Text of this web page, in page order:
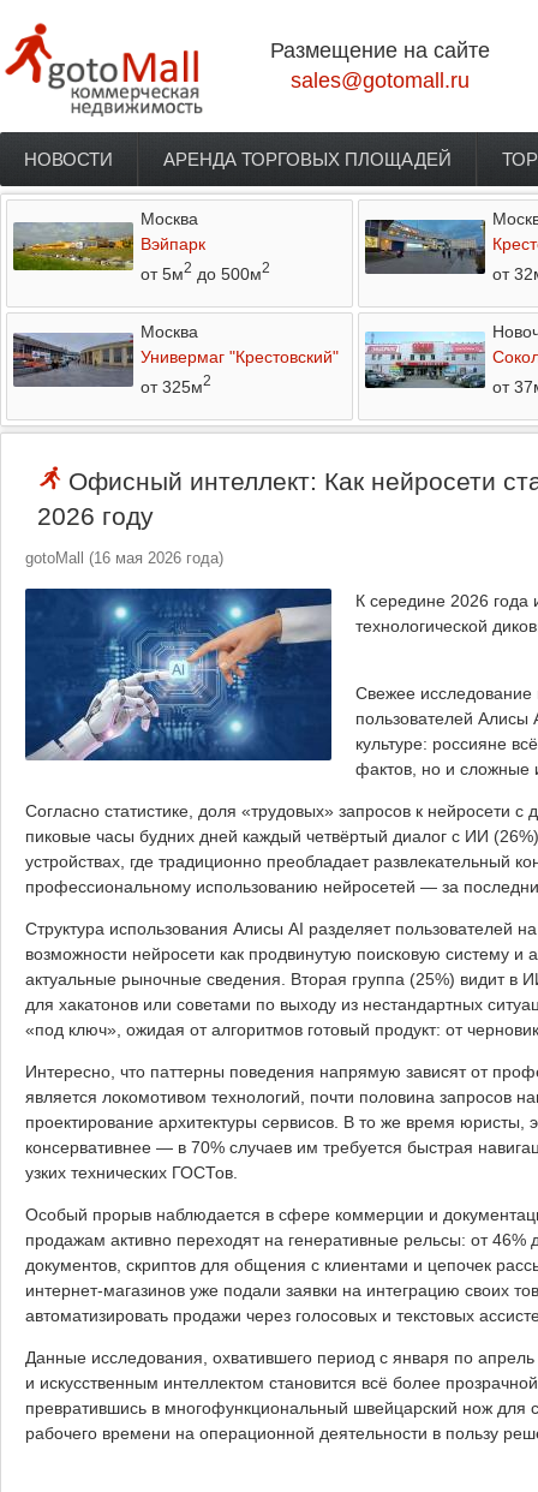
Размещение на сайте
sales@gotomall.ru
Главное меню
НОВОСТИ АРЕНДА ТОРГОВЫХ ПЛОЩАДЕЙ
Москва
Вэйпарк
от 5м2 до 500м2
от
Москва
Универмаг "Крестовский"
от 325м2
от
Офисный интеллект: Как нейросети
2026 году
gotoMall (16 мая 2026 года)
К середине 2026 года
технологической
Свежее исследование
пользователей
культуре: россияне
фактов, но и сложные
Согласно статистике, доля «трудовых» запросов к нейросети
пиковые часы будних дней каждый четвёртый диалог с ИИ
устройствах, где традиционно преобладает развлекательный
профессиональному использованию нейросетей — за
Структура использования Алисы AI разделяет пользователей
возможности нейросети как продвинутую поисковую систему
актуальные рыночные сведения. Вторая группа (25%) видит в
для хакатонов или советами по выходу из нестандартных
«под ключ», ожидая от алгоритмов готовый продукт: от
Интересно, что паттерны поведения напрямую зависят от
является локомотивом технологий, почти половина запросов
проектирование архитектуры сервисов. В то же время
консервативнее — в 70% случаев им требуется быстрая
узких технических ГОСТов.
Особый прорыв наблюдается в сфере коммерции и
продажам активно переходят на генеративные рельсы: от
документов, скриптов для общения с клиентами и цепочек
интернет-магазинов уже подали заявки на интеграцию своих
автоматизировать продажи через голосовых и текстовых
Данные исследования, охватившего период с января по
и искусственным интеллектом становится всё более
превратившись в многофункциональный швейцарский нож для
рабочего времени на операционной деятельности в пользу